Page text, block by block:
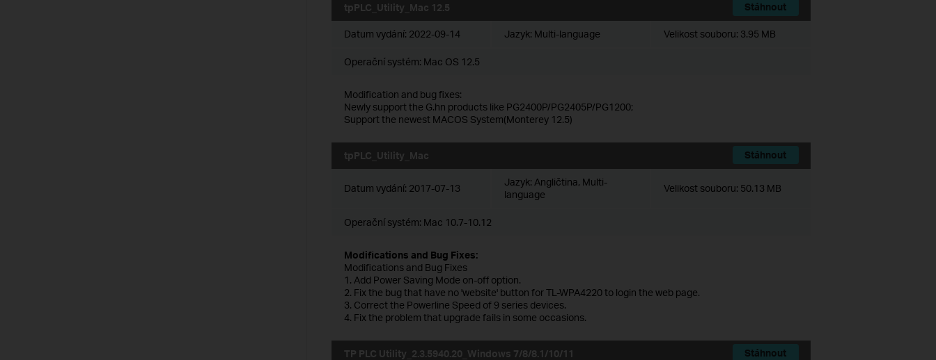
tpPLC_Utility_Mac 12.5 Stáhnout
Datum vydání: 2022-09-14 Jazyk: Multi-language Velikost souboru: 3.95 MB
Operační systém: Mac OS 12.5
Modification and bug fixes:
Newly support the G.hn products like PG2400P/PG2405P/PG1200;
Support the newest MACOS System(Monterey 12.5)
tpPLC_Utility_Mac Stáhnout
Datum vydání: 2017-07-13
Jazyk: Angličtina, Multi-
language
Velikost souboru: 50.13 MB
Operační systém: Mac 10.7-10.12
Modifications and Bug Fixes:
Modifications and Bug Fixes
1. Add Power Saving Mode on-off option.
2. Fix the bug that have no 'website' button for TL-WPA4220 to login the web page.
3. Correct the Powerline Speed of 9 series devices.
4. Fix the problem that upgrade fails in some occasions.
TP PLC Utility_2.3.5940.20_Windows 7/8/8.1/10/11 Stáhnout